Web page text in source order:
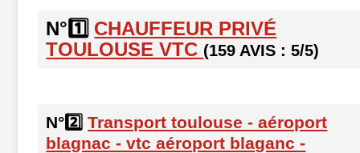
N°1️⃣ CHAUFFEUR PRIVÉ
TOULOUSE VTC (159 AVIS : 5/5)
N°2️⃣Transport toulouse - aéroport
blagnac - vtc aéroport blaganc -